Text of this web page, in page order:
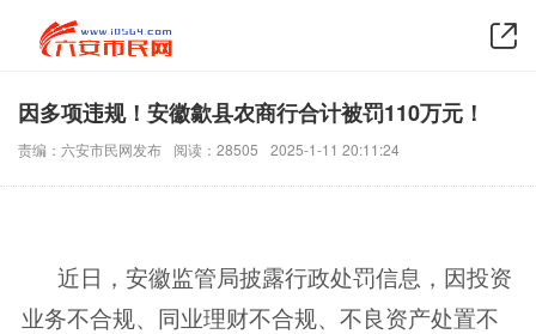
因多项违规！安徽歙县农商行合计被罚110万元！
责编：六安市民网发布 阅读：28505 2025-1-11 20:11:24
近日，安徽监管局披露行政处罚信息，因投资
业务不合规、同业理财不合规、不良资产处置不